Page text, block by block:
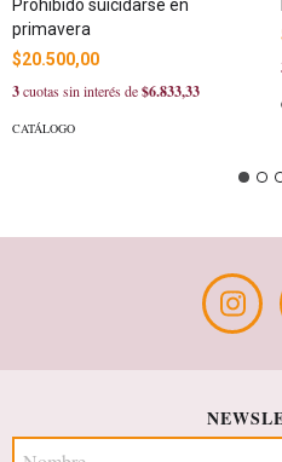
Prohibido suicidarse en
primavera
$20.500,00
3cuotas sin interés de$6.833,33
CATÁLOGO